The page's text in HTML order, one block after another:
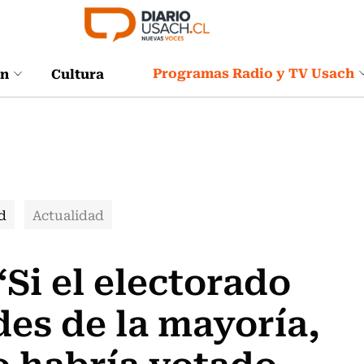
Cultura Programas Radio y TV Usach
Actualidad
el electorado
de la mayoría,